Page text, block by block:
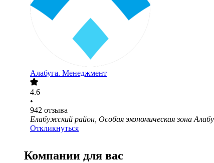
Алабуга. Менеджмент
4.6
•
942 отзыва
Елабужский район, Особая экономическая зона
Откликнуться
Компании для вас